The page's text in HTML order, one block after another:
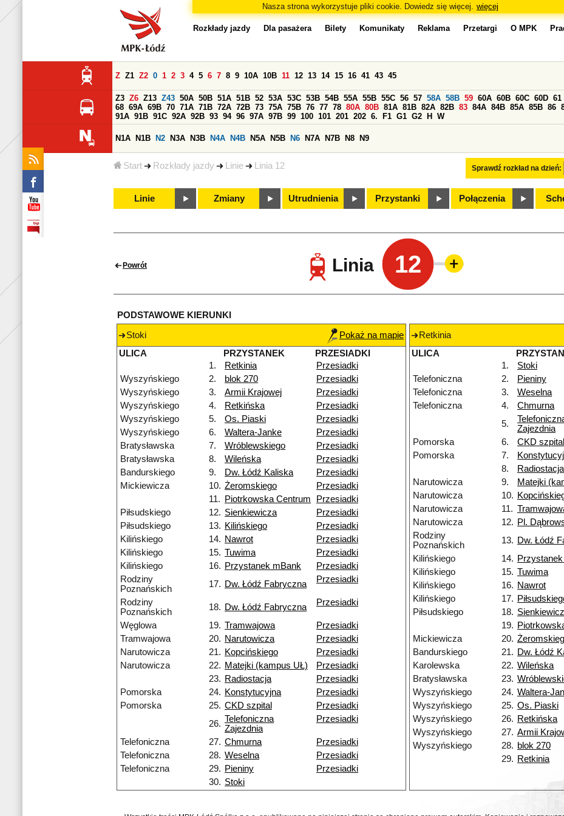
Nasza strona wykorzystuje pliki cookie. Dowiedz się więcej. więcej
Start Rozkłady jazdy Linie Linia 12
Rozkłady jazdy Dla pasażera Bilety Komunikaty Reklama Przetargi O MPK
Sprawdź rozkład na dzień:
Z Z1 Z2 0 1 2 3 4 5 6 7 8 9 10A 10B 11 12 13 14 15 16 41 43 45
Z3 Z6 Z13 Z43 50A 50B 51A 51B 52 53A 53C 53B 54B 55A 55B 55C 56 57 58A 58B 59 60A 60B 60C 60D 61
68 69A 69B 70 71A 71B 72A 72B 73 75A 75B 76 77 78 80A 80B 81A 81B 82A 82B 83 84A 84B 85A 85B 86
91A 91B 91C 92A 92B 93 94 96 97A 97B 99 100 101 201 202 6. F1 G1 G2 H W
N1A N1B N2 N3A N3B N4A N4B N5A N5B N6 N7A N7B N8 N9
Linie Zmiany Utrudnienia Przystanki Połączenia
Powrót Linia 12
PODSTAWOWE KIERUNKI
Stoki
Pokaż na mapie
ULICA
PRZYSTANEK
PRZESIADKI
1.
Retkinia
Przesiadki
Wyszyńskiego
2. blok 270
Przesiadki
Wyszyńskiego
3. Armii Krajowej
Przesiadki
Wyszyńskiego
4. Retkińska
Przesiadki
Wyszyńskiego
5. Os. Piaski
Przesiadki
Wyszyńskiego
6. Waltera-Janke
Przesiadki
Bratysławska
7. Wróblewskiego
Przesiadki
Bratysławska
8. Wileńska
Przesiadki
Bandurskiego
9. Dw. Łódź Kaliska
Przesiadki
Mickiewicza
10. Żeromskiego
Przesiadki
11.
Piotrkowska Centrum
Przesiadki
Piłsudskiego
12. Sienkiewicza
Przesiadki
Piłsudskiego
13. Kilińskiego
Przesiadki
Kilińskiego
14. Nawrot
Przesiadki
Kilińskiego
15. Tuwima
Przesiadki
Kilińskiego
16. Przystanek mBank
Przesiadki
Rodziny
Poznańskich
17. Dw. Łódź Fabryczna Przesiadki
Rodziny
Poznańskich
18. Dw. Łódź Fabryczna Przesiadki
Węglowa 19. Tramwajowa
Przesiadki
Tramwajowa
20. Narutowicza
Przesiadki
Narutowicza
21. Kopcińskiego
Przesiadki
Narutowicza
22. Matejki (kampus UŁ)
Przesiadki
23. Radiostacja
Przesiadki
Pomorska
24. Konstytucyjna
Przesiadki
Pomorska
25. CKD szpital
Przesiadki
26. Telefoniczna
Zajezdnia
Przesiadki
Telefoniczna 27. Chmurna
Przesiadki
Telefoniczna
28. Weselna
Przesiadki
Telefoniczna
29. Pieniny
Przesiadki
30. Stoki
Retkinia
ULICA
1.
Stoki
Telefoniczna
2. Pieniny
Telefoniczna
3. Weselna
Telefoniczna
4. Chmurna
5.
Zajezdnia
Pomorska 6. CKD szpital
Pomorska
7.
8.
Radiostacja
Narutowicza
9. Matejki
Narutowicza
10.
Narutowicza
11.
Narutowicza
12. Pl.
Rodziny
Poznańskich
13. Dw. Łódź
Kilińskiego 14.
Kilińskiego
15. Tuwima
Kilińskiego
16. Nawrot
Kilińskiego
17.
Piłsudskiego
18.
19.
Mickiewicza
20.
Bandurskiego
21. Dw. Łódź
Karolewska
22. Wileńska
Bratysławska
23.
Wyszyńskiego
24. Waltera-
Wyszyńskiego
25. Os. Piaski
Wyszyńskiego
26. Retkińska
Wyszyńskiego
27. Armii
Wyszyńskiego
28. blok 270
29. Retkinia